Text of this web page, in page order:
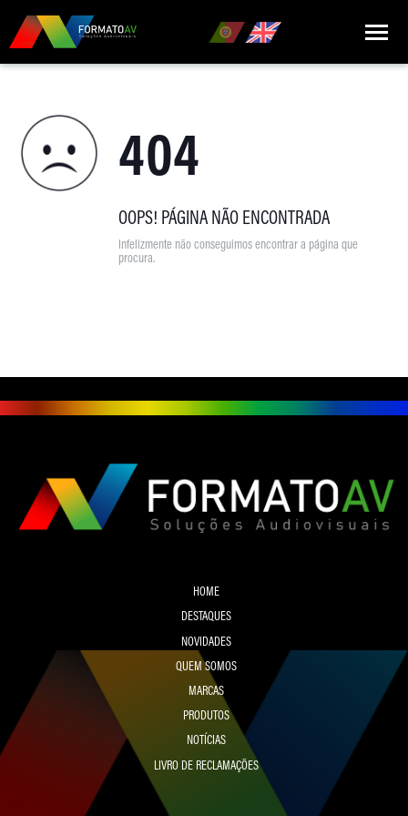
QUEM SOMOS
MARCAS 404
OOPS! PÁGINA NÃO ENCONTRADA
Infelizmente não conseguimos encontrar a página que
procura.
HOME
DESTAQUES
NOVIDADES
QUEM SOMOS
MARCAS
PRODUTOS
NOTÍCIAS
LIVRO DE RECLAMAÇÕES